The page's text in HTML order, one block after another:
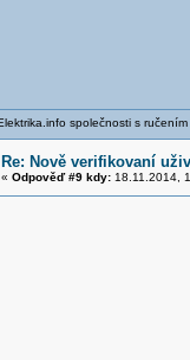
společnosti s
Re: Nově verifikovaní
« Odpověď #9 kdy:18.11.2014,